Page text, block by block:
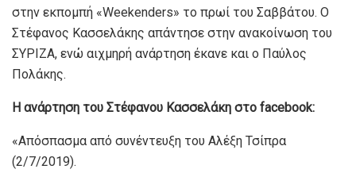
στην εκπομπή «Weekenders» το πρωί του Σαββάτου. Ο
Στέφανος Κασσελάκης απάντησε στην ανακοίνωση του
ΣΥΡΙΖΑ, ενώ αιχμηρή ανάρτηση έκανε και ο Παύλος
Πολάκης.
Η ανάρτηση του Στέφανου Κασσελάκη στο facebook:
«Απόσπασμα από συνέντευξη του Αλέξη Τσίπρα
(2/7/2019).